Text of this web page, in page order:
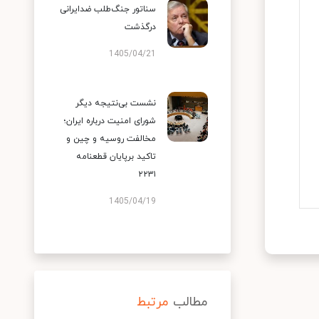
سناتور جنگ‌طلب ضدایرانی
درگذشت
1405/04/21
نشست بی‌نتیجه دیگر
شورای امنیت درباره ایران؛
مخالفت روسیه و چین و
تاکید برپایان قطعنامه
۲۲۳۱
1405/04/19
مطالب مرتبط